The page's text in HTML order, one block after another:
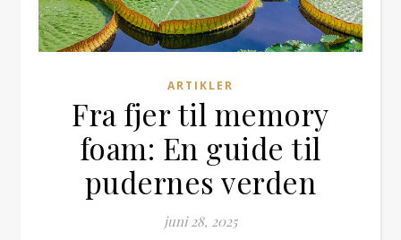
ARTIKLER
Fra fjer til memory
foam: En guide til
pudernes verden
juni 28, 2025